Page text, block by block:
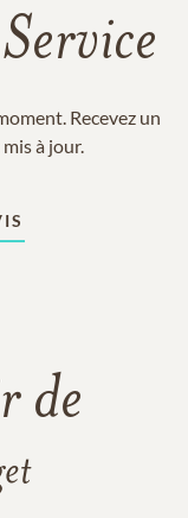
Recevez un
à jour.
de